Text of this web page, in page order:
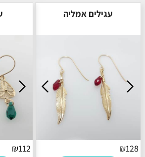
עגילים אמליה
₪128
₪112